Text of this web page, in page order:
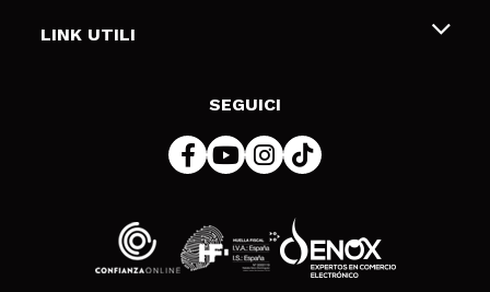
Metodi di pagamamento
Termini e condizioni
LINK UTILI
SEGUICI